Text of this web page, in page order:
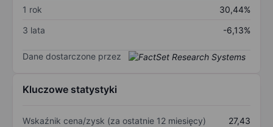
1 rok
30,44%
3 lata
-6,13%
Dane dostarczone przez
Kluczowe statystyki
Wskaźnik cena/zysk (za ostatnie 12 miesięcy)
27,43